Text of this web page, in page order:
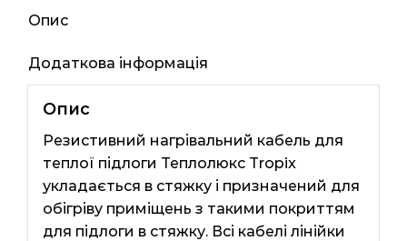
Опис
Додаткова інформація
Опис
Резистивний нагрівальний кабель для
теплої підлоги Теплолюкс Tropix
укладається в стяжку і призначений для
обігріву приміщень з такими покриттям
для підлоги в стяжку. Всі кабелі лінійки